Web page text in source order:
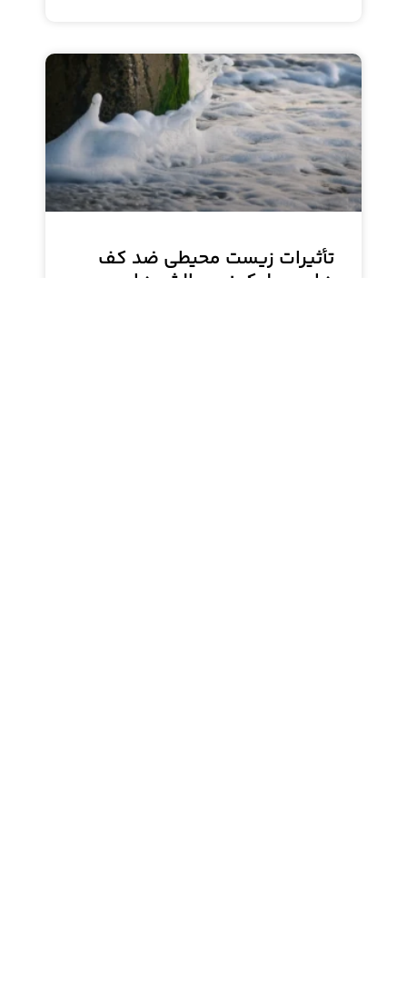
تأثیرات زیست محیطی ضد کف
های سیلیکونی: چالش ها و